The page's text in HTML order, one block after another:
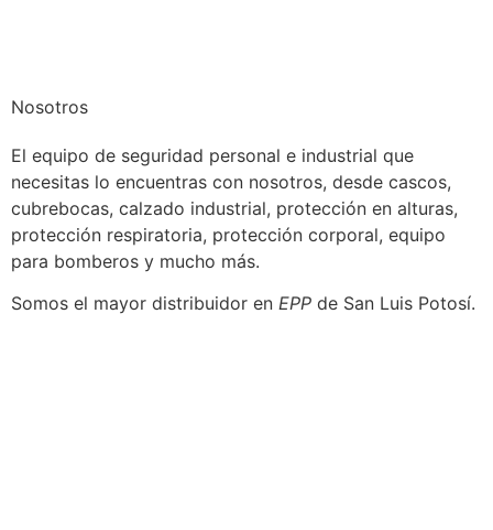
Nosotros
El equipo de seguridad personal e industrial que
necesitas lo encuentras con nosotros, desde cascos,
cubrebocas, calzado industrial, protección en alturas,
protección respiratoria, protección corporal, equipo
para bomberos y mucho más.
Somos el mayor distribuidor en EPP de San Luis Potosí.